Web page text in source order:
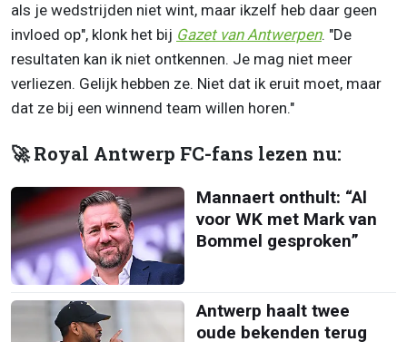
als je wedstrijden niet wint, maar ikzelf heb daar geen
invloed op", klonk het bij Gazet van Antwerpen. "De
resultaten kan ik niet ontkennen. Je mag niet meer
verliezen. Gelijk hebben ze. Niet dat ik eruit moet, maar
dat ze bij een winnend team willen horen."
🚀 Royal Antwerp FC-fans lezen nu:
Mannaert onthult: “Al
voor WK met Mark van
Bommel gesproken”
Antwerp haalt twee
oude bekenden terug